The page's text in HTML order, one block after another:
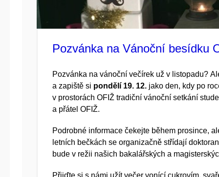
Pozvánka na Vánoční besídku
Pozvánka na vánoční večírek už v listopadu?
a zapiště si pondělí 19. 12. jako den, kdy po
v prostorách OFIŽ tradiční vánoční setkání
a přátel OFIŽ.
Podrobné informace čekejte během prosince,
letních bečkách se organizačně střídají
bude v režii našich bakalářských a